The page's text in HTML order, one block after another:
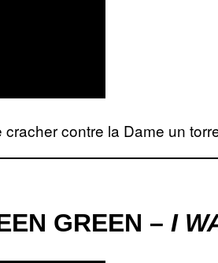
contre la Dame un
GREEN – I